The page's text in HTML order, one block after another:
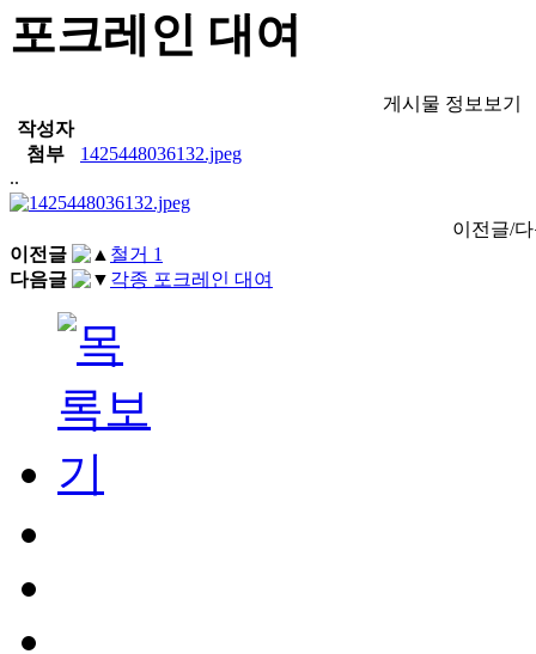
포크레인 대여
게시물 정보보기
작성자
첨부
1425448036132.jpeg
..
이전글/
이전글
철거 1
다음글
각종 포크레인 대여